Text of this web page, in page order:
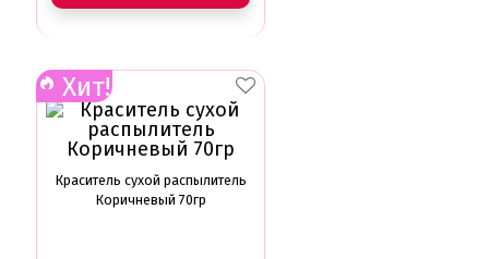
Хит!
Краситель сухой распылитель
Коричневый 70гр